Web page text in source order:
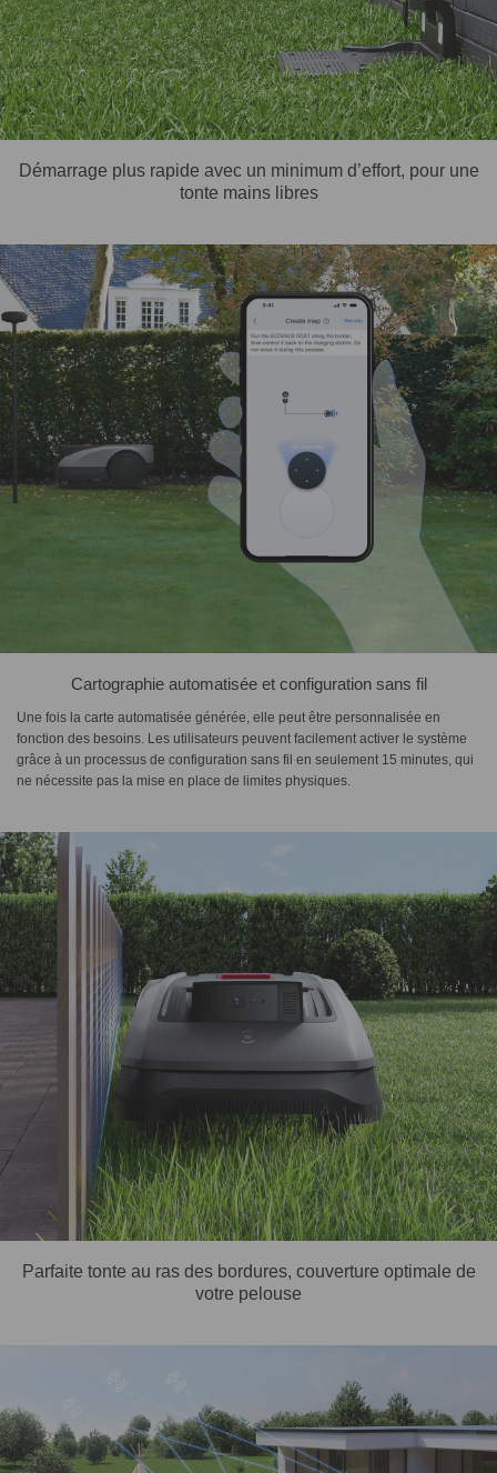
Démarrage plus rapide avec un minimum d’effort, pour une
tonte mains libres
Cartographie automatisée et configuration sans fil
Une fois la carte automatisée générée, elle peut être personnalisée en
fonction des besoins. Les utilisateurs peuvent facilement activer le système
grâce à un processus de configuration sans fil en seulement 15 minutes, qui
ne nécessite pas la mise en place de limites physiques.
Parfaite tonte au ras des bordures, couverture optimale de
votre pelouse